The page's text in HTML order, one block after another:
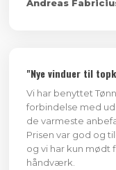
​Andreas
​"Nye vinduer til
Vi har benyttet
forbindelse med
de varmeste
Prisen var god og
og vi har kun mødt
håndværk.